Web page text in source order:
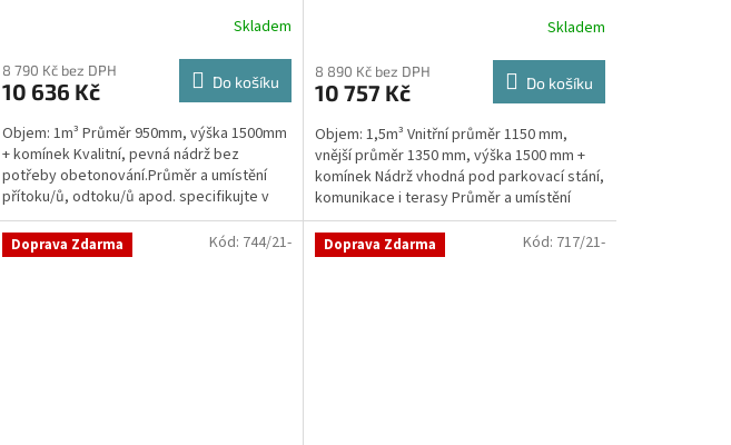
produktu
je
z
5
hvězdiček.
Skladem
8 790 Kč bez DPH
10 636 Kč Do košíku
Objem: 1m³ Průměr 950mm, výška 1500mm
+ komínek Kvalitní, pevná nádrž bez
potřeby obetonování.Průměr a umístění
přítoku/ů, odtoku/ů apod. specifikujte v
poznámce (poslední krok...
Skladem
8 890 Kč bez DPH
10 757 Kč Do košíku
Objem: 1,5m³ Vnitřní průměr 1150 mm,
vnější průměr 1350 mm, výška 1500 mm +
komínek Nádrž vhodná pod parkovací stání,
komunikace i terasy Průměr a umístění
přítoku/ů, odtoku/ů...
Doprava Zdarma Kód: 744/21- Doprava Zdarma Kód: 717/21-